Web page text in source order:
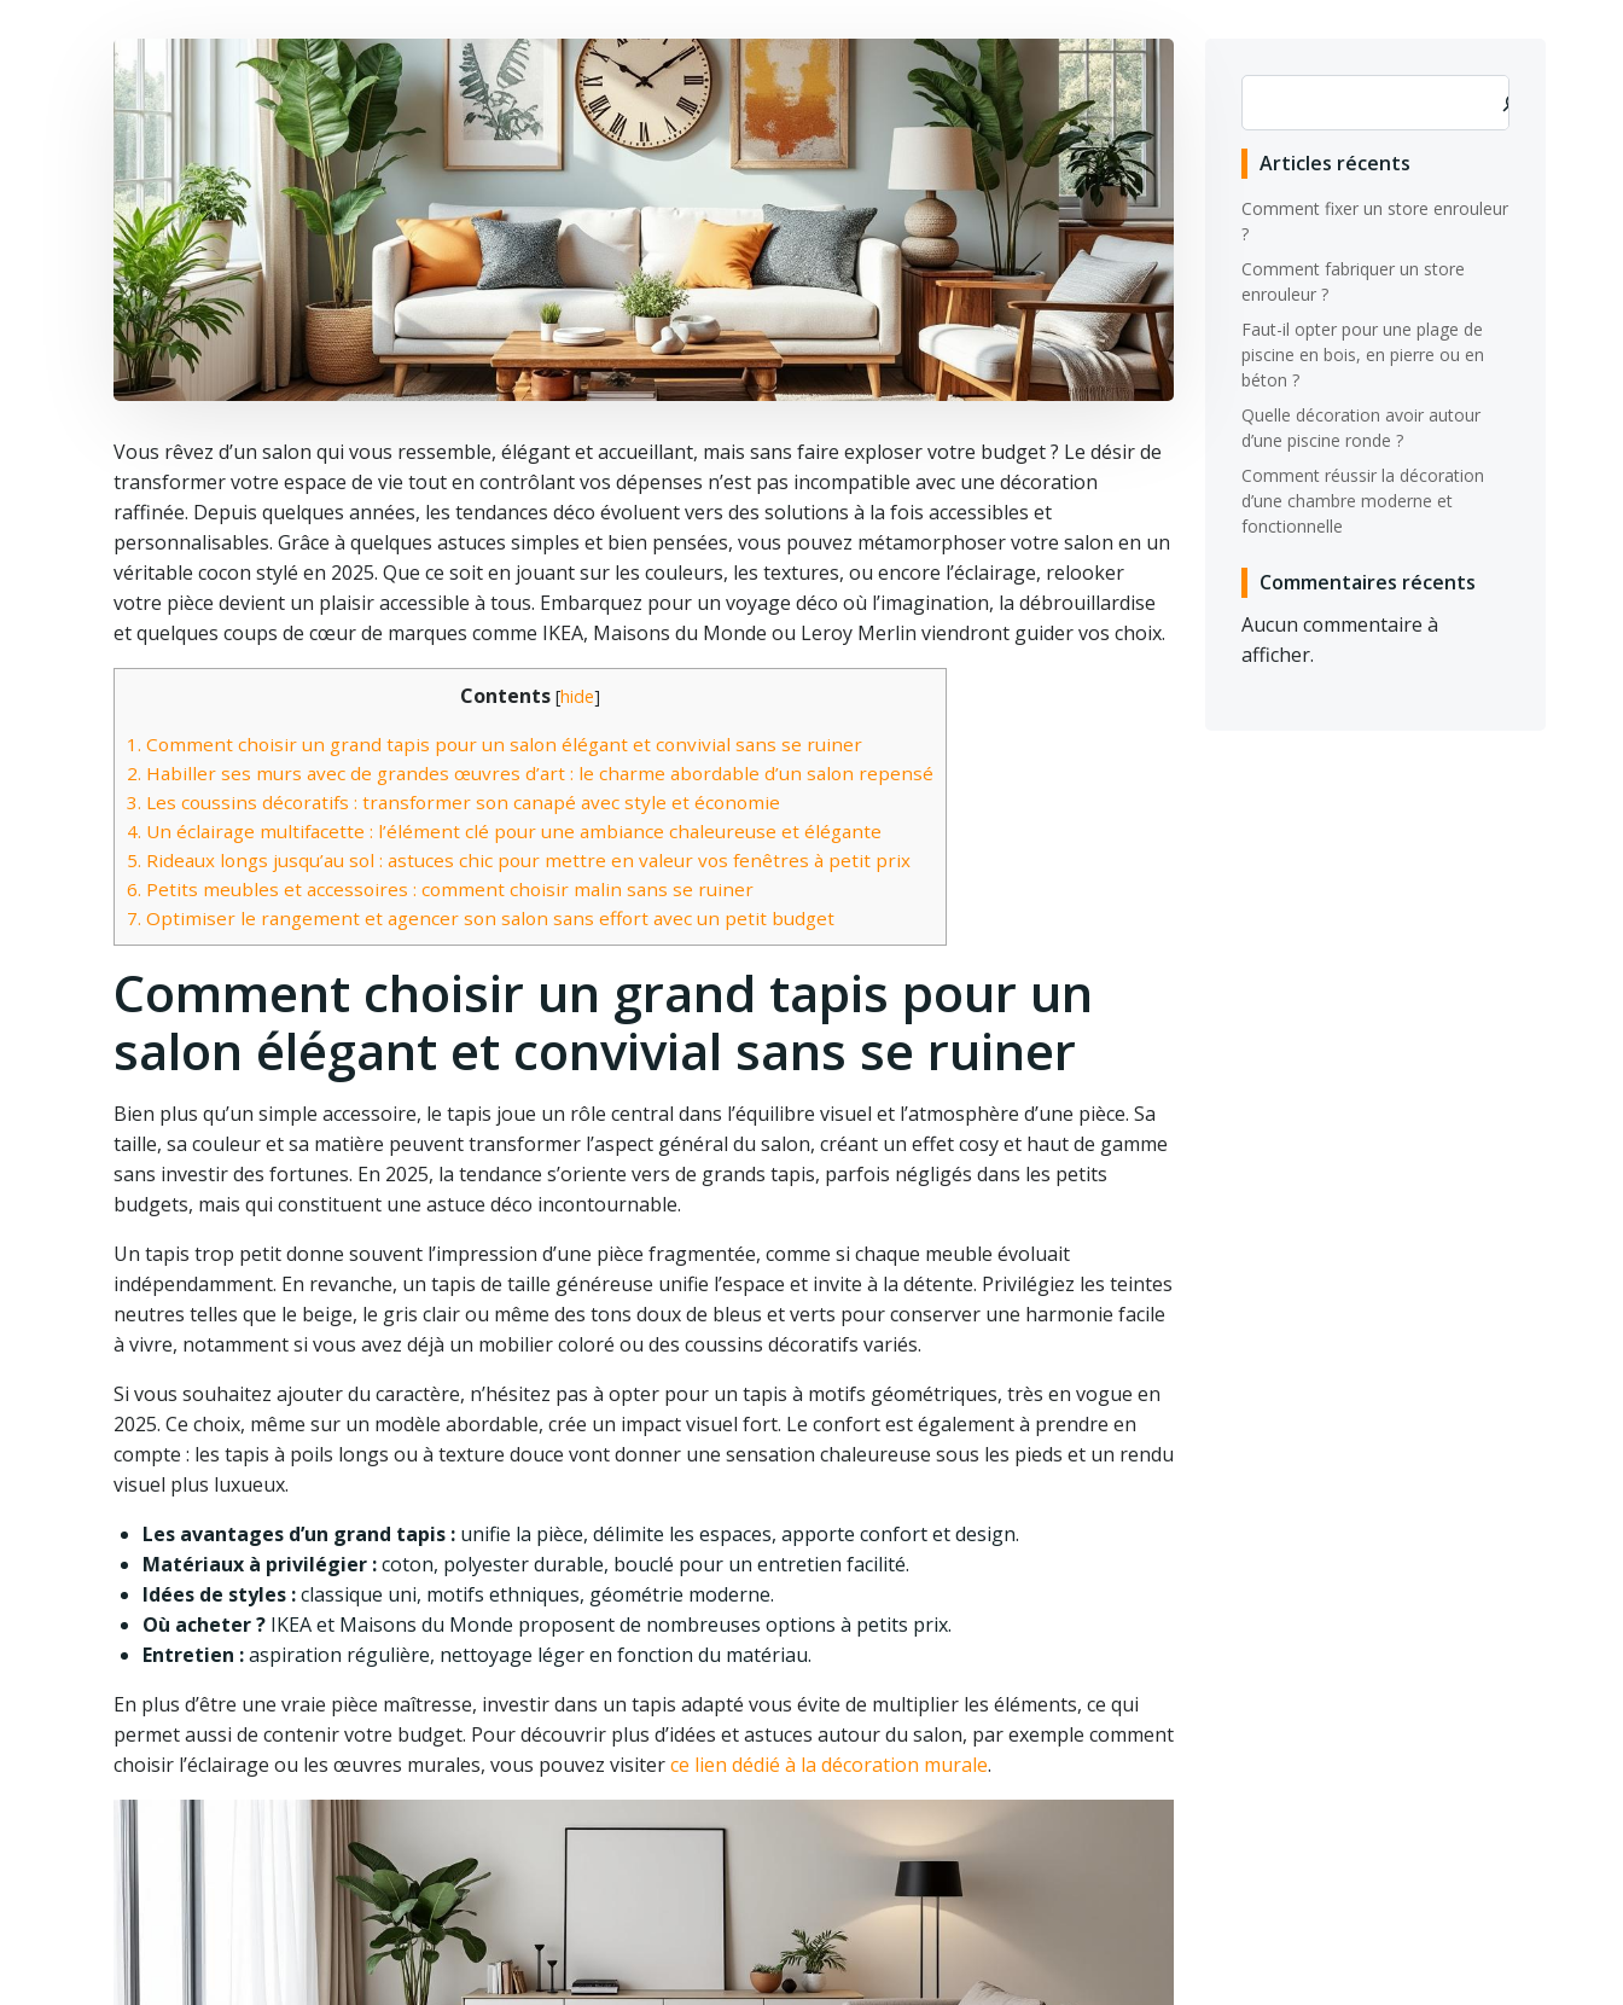
Vous rêvez d’un salon qui vous ressemble, élégant et accueillant, mais sans faire exploser votre budget ? Le désir de
transformer votre espace de vie tout en contrôlant vos dépenses n’est pas incompatible avec une décoration
raffinée. Depuis quelques années, les tendances déco évoluent vers des solutions à la fois accessibles et
personnalisables. Grâce à quelques astuces simples et bien pensées, vous pouvez métamorphoser votre salon en un
véritable cocon stylé en 2025. Que ce soit en jouant sur les couleurs, les textures, ou encore l’éclairage, relooker
votre pièce devient un plaisir accessible à tous. Embarquez pour un voyage déco où l’imagination, la débrouillardise
et quelques coups de cœur de marques comme IKEA, Maisons du Monde ou Leroy Merlin viendront guider vos choix.
Contents [hide]
1. Comment choisir un grand tapis pour un salon élégant et convivial sans se ruiner
2. Habiller ses murs avec de grandes œuvres d’art : le charme abordable d’un salon repensé
3. Les coussins décoratifs : transformer son canapé avec style et économie
4. Un éclairage multifacette : l’élément clé pour une ambiance chaleureuse et élégante
5. Rideaux longs jusqu’au sol : astuces chic pour mettre en valeur vos fenêtres à petit prix
6. Petits meubles et accessoires : comment choisir malin sans se ruiner
7. Optimiser le rangement et agencer son salon sans effort avec un petit budget
Comment choisir un grand tapis pour un
salon élégant et convivial sans se ruiner
Bien plus qu’un simple accessoire, le tapis joue un rôle central dans l’équilibre visuel et l’atmosphère d’une pièce. Sa
taille, sa couleur et sa matière peuvent transformer l’aspect général du salon, créant un effet cosy et haut de gamme
sans investir des fortunes. En 2025, la tendance s’oriente vers de grands tapis, parfois négligés dans les petits
budgets, mais qui constituent une astuce déco incontournable.
Un tapis trop petit donne souvent l’impression d’une pièce fragmentée, comme si chaque meuble évoluait
indépendamment. En revanche, un tapis de taille généreuse unifie l’espace et invite à la détente. Privilégiez les teintes
neutres telles que le beige, le gris clair ou même des tons doux de bleus et verts pour conserver une harmonie facile
à vivre, notamment si vous avez déjà un mobilier coloré ou des coussins décoratifs variés.
Si vous souhaitez ajouter du caractère, n’hésitez pas à opter pour un tapis à motifs géométriques, très en vogue en
2025. Ce choix, même sur un modèle abordable, crée un impact visuel fort. Le confort est également à prendre en
compte : les tapis à poils longs ou à texture douce vont donner une sensation chaleureuse sous les pieds et un rendu
visuel plus luxueux.
Les avantages d’un grand tapis : unifie la pièce, délimite les espaces, apporte confort et design.
Matériaux à privilégier :coton, polyester durable, bouclé pour un entretien facilité.
Idées de styles :classique uni, motifs ethniques, géométrie moderne.
Où acheter ? IKEA et Maisons du Monde proposent de nombreuses options à petits prix.
Entretien :aspiration régulière, nettoyage léger en fonction du matériau.
En plus d’être une vraie pièce maîtresse, investir dans un tapis adapté vous évite de multiplier les éléments, ce qui
permet aussi de contenir votre budget. Pour découvrir plus d’idées et astuces autour du salon, par exemple comment
choisir l’éclairage ou les œuvres murales, vous pouvez visiterce lien dédié à la décoration murale.
Articles récents
Comment fixer un store enrouleur
?
Comment fabriquer un store
enrouleur ?
Faut-il opter pour une plage de
piscine en bois, en pierre ou en
béton ?
Quelle décoration avoir autour
d’une piscine ronde ?
Comment réussir la décoration
d’une chambre moderne et
fonctionnelle
Commentaires récents
Aucun commentaire à
afficher.